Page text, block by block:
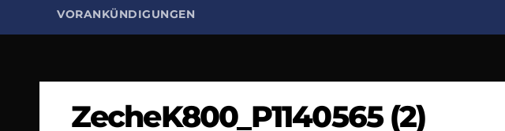
VORANKÜNDIGUNGEN
ZecheK800_P1140565 (2)